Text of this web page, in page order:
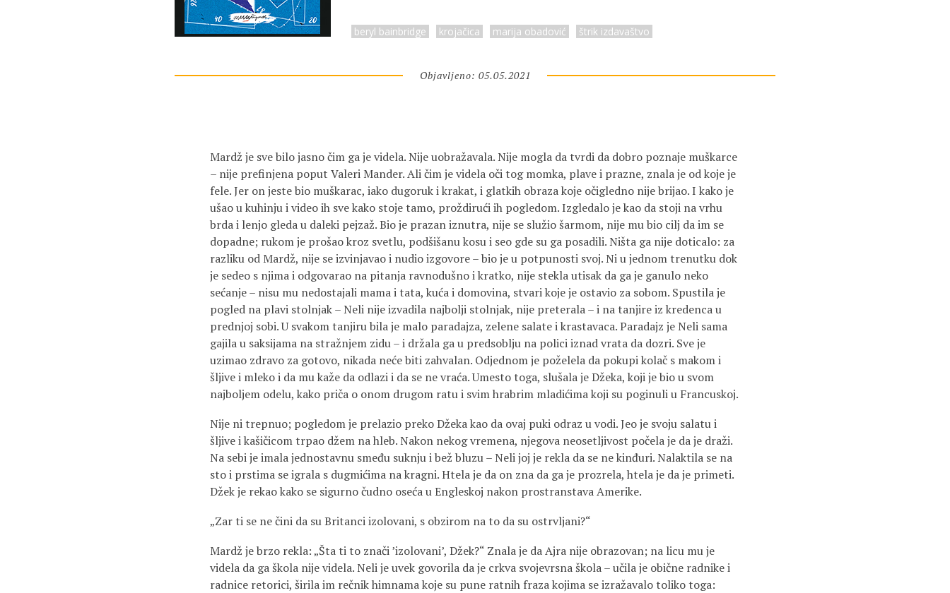
beryl bainbridge krojačica marija obadović štrik izdavaštvo
Objavljeno: 05.05.2021
Mardž je sve bilo jasno čim ga je videla. Nije uobražavala. Nije mogla da tvrdi da dobro poznaje muškarce
– nije prefinjena poput Valeri Mander. Ali čim je videla oči tog momka, plave i prazne, znala je od koje je
fele. Jer on jeste bio muškarac, iako dugoruk i krakat, i glatkih obraza koje očigledno nije brijao. I kako je
ušao u kuhinju i video ih sve kako stoje tamo, proždirući ih pogledom. Izgledalo je kao da stoji na vrhu
brda i lenjo gleda u daleki pejzaž. Bio je prazan iznutra, nije se služio šarmom, nije mu bio cilj da im se
dopadne; rukom je prošao kroz svetlu, podšišanu kosu i seo gde su ga posadili. Ništa ga nije doticalo: za
razliku od Mardž, nije se izvinjavao i nudio izgovore – bio je u potpunosti svoj. Ni u jednom trenutku dok
je sedeo s njima i odgovarao na pitanja ravnodušno i kratko, nije stekla utisak da ga je ganulo neko
sećanje – nisu mu nedostajali mama i tata, kuća i domovina, stvari koje je ostavio za sobom. Spustila je
pogled na plavi stolnjak – Neli nije izvadila najbolji stolnjak, nije preterala – i na tanjire iz kredenca u
prednjoj sobi. U svakom tanjiru bila je malo paradajza, zelene salate i krastavaca. Paradajz je Neli sama
gajila u saksijama na stražnjem zidu – i držala ga u predsoblju na polici iznad vrata da dozri. Sve je
uzimao zdravo za gotovo, nikada neće biti zahvalan. Odjednom je poželela da pokupi kolač s makom i
šljive i mleko i da mu kaže da odlazi i da se ne vraća. Umesto toga, slušala je Džeka, koji je bio u svom
najboljem odelu, kako priča o onom drugom ratu i svim hrabrim mladićima koji su poginuli u Francuskoj.
Nije ni trepnuo; pogledom je prelazio preko Džeka kao da ovaj puki odraz u vodi. Jeo je svoju salatu i
šljive i kašičicom trpao džem na hleb. Nakon nekog vremena, njegova neosetljivost počela je da je draži.
Na sebi je imala jednostavnu smeđu suknju i bež bluzu – Neli joj je rekla da se ne kinđuri. Nalaktila se na
sto i prstima se igrala s dugmićima na kragni. Htela je da on zna da ga je prozrela, htela je da je primeti.
Džek je rekao kako se sigurno čudno oseća u Engleskoj nakon prostranstava Amerike.
„Zar ti se ne čini da su Britanci izolovani, s obzirom na to da su ostrvljani?“
Mardž je brzo rekla: „Šta ti to znači ’izolovani’, Džek?“ Znala je da Ajra nije obrazovan; na licu mu je
videla da ga škola nije videla. Neli je uvek govorila da je crkva svojevrsna škola – učila je obične radnike i
radnice retorici, širila im rečnik himnama koje su pune ratnih fraza kojima se izražavalo toliko toga: